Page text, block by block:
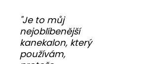
"Je to můj
nejoblíbenější
kanekalon, který
používám,